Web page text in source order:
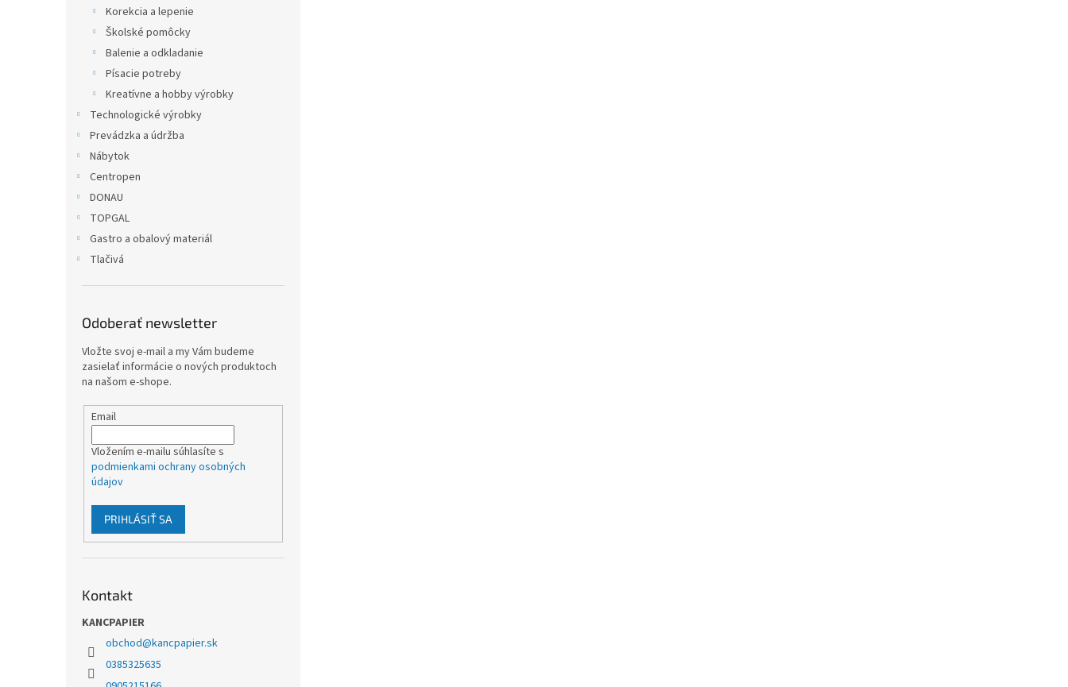
Korekcia a lepenie
Školské pomôcky
Balenie a odkladanie
Písacie potreby
Kreatívne a hobby výrobky
Technologické výrobky
Prevádzka a údržba
Nábytok
Centropen
DONAU
TOPGAL
Gastro a obalový materiál
Tlačivá
Odoberať newsletter
Vložte svoj e-mail a my Vám budeme
zasielať informácie o nových produktoch
na našom e-shope.
Email
Vložením e-mailu súhlasíte s
podmienkami ochrany osobných
údajov
PRIHLÁSIŤ SA
Kontakt
KANCPAPIER
obchod@kancpapier.sk
0385325635